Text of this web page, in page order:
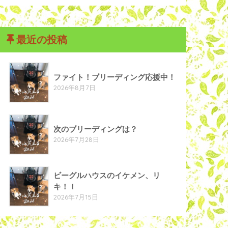
最近の投稿
ファイト！ブリーディング応援中！
2026年8月7日
次のブリーディングは？
2026年7月28日
ビーグルハウスのイケメン、リ
キ！！
2026年7月15日